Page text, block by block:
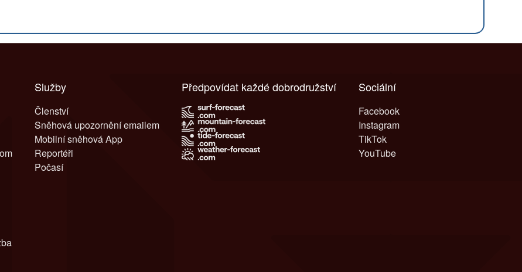
Služby
Členství
Sněhová upozornění emailem
Mobilní sněhová App
Reportéři
Počasí
Sociální
Facebook
Instagram
TikTok
YouTube
Předpovídat každé dobrodružství